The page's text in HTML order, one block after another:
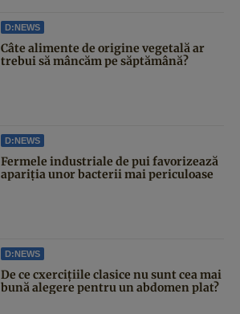
D:NEWS
Câte alimente de origine vegetală ar
trebui să mâncăm pe săptămână?
D:NEWS
Fermele industriale de pui favorizează
apariția unor bacterii mai periculoase
D:NEWS
De ce cxercițiile clasice nu sunt cea mai
bună alegere pentru un abdomen plat?